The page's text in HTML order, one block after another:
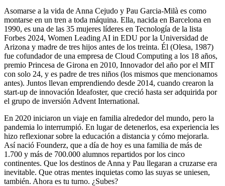
Asomarse a la vida de Anna Cejudo y Pau Garcia-Milà es como
montarse en un tren a toda máquina. Ella, nacida en Barcelona en
1990, es una de las 35 mujeres líderes en Tecnología de la lista
Forbes 2024, Women Leading AI in EDU por la Universidad de
Arizona y madre de tres hijos antes de los treinta. Él (Olesa, 1987)
fue cofundador de una empresa de Cloud Computing a los 18 años,
premio Princesa de Girona en 2010, Innovador del año por el MIT
con solo 24, y es padre de tres niños (los mismos que mencionamos
antes). Juntos llevan emprendiendo desde 2014, cuando crearon la
start-up de innovación Ideafoster, que creció hasta ser adquirida por
el grupo de inversión Advent International.
En 2020 iniciaron un viaje en familia alrededor del mundo, pero la
pandemia lo interrumpió. En lugar de detenerlos, esa experiencia les
hizo reflexionar sobre la educación a distancia y cómo mejorarla.
Así nació Founderz, que a día de hoy es una familia de más de
1.700 y más de 700.000 alumnos repartidos por los cinco
continentes. Que los destinos de Anna y Pau llegaran a cruzarse era
inevitable. Que otras mentes inquietas como las suyas se uniesen,
también. Ahora es tu turno. ¿Subes?